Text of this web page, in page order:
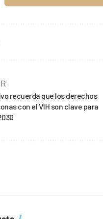
recuerda que los derechos
con el VIH son clave para